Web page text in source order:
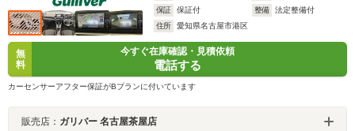
保証 保証付 整備
法定整備付
住所
愛知県名古屋市港区
無
料
今すぐ在庫確認・見積依頼
電話する
カーセンサーアフター保証がBプランに付いています
販売店： ガリバー 名古屋茶屋店